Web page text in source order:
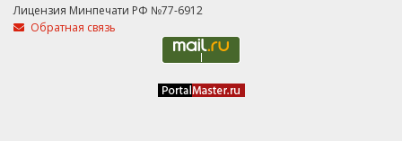
Лицензия Минпечати РФ №77-6912
Обратная связь